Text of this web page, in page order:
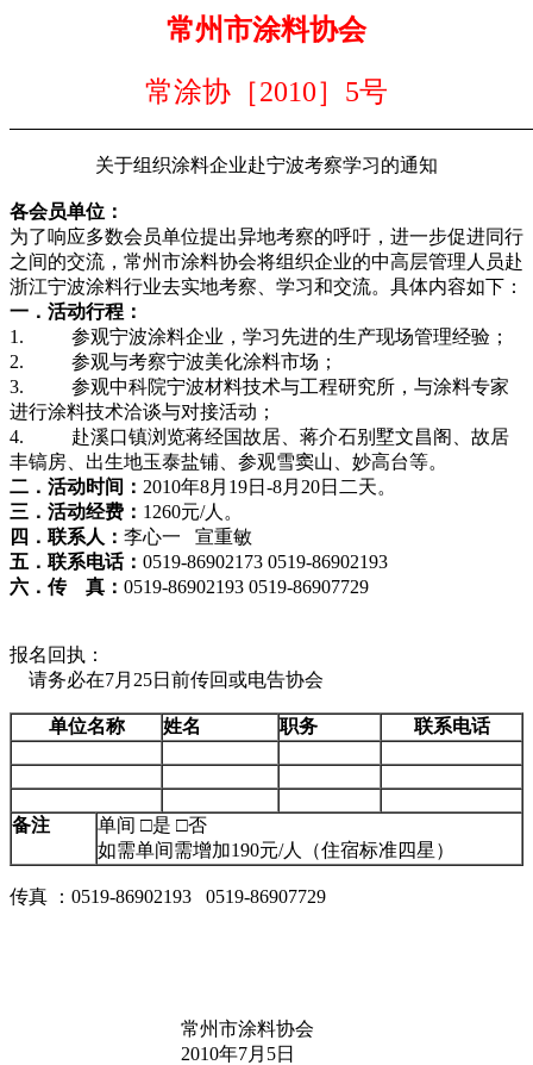
常州市涂料协会
常涂协［2010］5号
关于组织涂料企业赴宁波考察学习的通知
各会员单位：
为了响应多数会员单位提出异地考察的呼吁，进一步促进同行
之间的交流， 常州市涂料协会将组织企业的中高层管理人员赴
浙江宁波涂料行业去实地考察、学习和交流。具体内容如下：
一．活动行程：
1.
参观宁波涂料企业，学习先进的生产现场管理经验；
2.
参观与考察宁波美化涂料市场；
3.
参观中科院宁波材料技术与工程研究所，与涂料专家
进行涂料技术洽谈与对接活动；
4.
赴溪口镇浏览蒋经国故居、蒋介石别墅文昌阁、故居
丰镐房、出生地玉泰盐铺、参观雪窦山、妙高台等。
二．活动时间： 2010年8月19日-8月 20日 二天。
三．活动经费： 1260元/人。
四．联系人： 李心一
宣重敏
五．联系电话： 0519-86902173 0519-86902193
六．传
真： 0519-86902193 0519-86907729
报名回执：
请务必在7月25日前传回或电告协会
单位名称 姓名 职务 联系电话
备注
单间 □是 □否
如需单间需增加190元/人（住宿标准四星）
传真 ：0519-86902193 0519-86907729
常州市涂料协会
2010年7月 5日